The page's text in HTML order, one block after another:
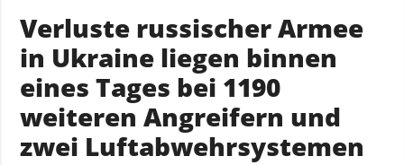
Verluste russischer Armee
in Ukraine liegen binnen
eines Tages bei 1190
weiteren Angreifern und
zwei Luftabwehrsystemen